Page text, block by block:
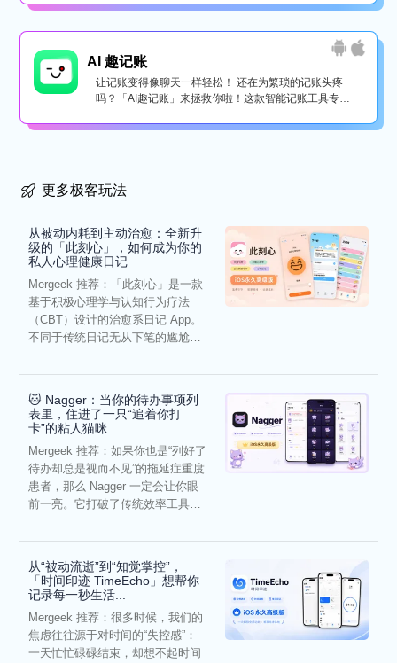
AI 趣记账
让记账变得像聊天一样轻松！ 还在为繁琐的记账头疼
吗？「AI趣记账」来拯救你啦！这款智能记账工具专为
更多极客玩法
从被动内耗到主动治愈：全新升
级的「此刻心」，如何成为你的
私人心理健康日记
Mergeek 推荐：「此刻心」是一款
基于积极心理学与认知行为疗法
（CBT）设计的治愈系日记 App。
不同于传统日记无从下笔的尴尬，
🐱 Nagger：当你的待办事项列
表里，住进了一只“追着你打
卡”的粘人猫咪
Mergeek 推荐：如果你也是“列好了
待办却总是视而不见”的拖延症重度
患者，那么 Nagger 一定会让你眼
前一亮。它打破了传统效率工具冰
从“被动流逝”到“知觉掌控”，
「时间印迹 TimeEcho」想帮你
记录每一秒生活...
Mergeek 推荐：很多时候，我们的
焦虑往往源于对时间的“失控感”：
一天忙忙碌碌结束，却想不起时间